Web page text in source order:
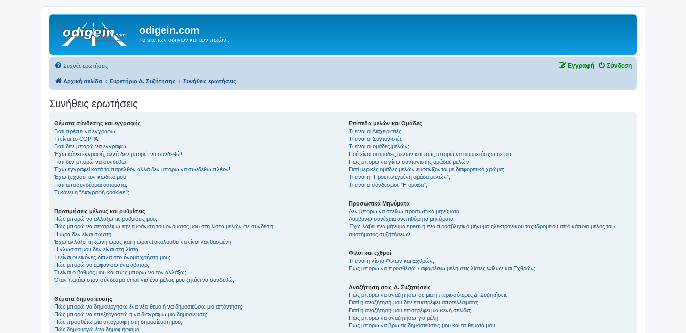
odigein.com
Το site των οδηγών και των πεζών...
Συχνές ερωτήσεις Σύνδεση
Εγγραφή
Αρχική σελίδα Ευρετήριο Δ. Συζήτησης Συνήθεις ερωτήσεις
Συνήθεις ερωτήσεις
Θέματα σύνδεσης και εγγραφής
Γιατί πρέπει να εγγραφώ;
Τι είναι το COPPA;
Γιατί δεν μπορώ να εγγραφώ;
Έχω κάνει εγγραφή, αλλά δεν μπορώ να συνδεθώ!
Γιατί δεν μπορώ να συνδεθώ;
Έχω εγγραφεί κατά το παρελθόν αλλά δεν μπορώ να συνδεθώ πλέον!
Έχω ξεχάσει τον κωδικό μου!
Γιατί αποσυνδέομαι αυτόματα;
Τι κάνει η “Διαγραφή cookies”;
Προτιμήσεις μέλους και ρυθμίσεις
Πώς μπορώ να αλλάξω τις ρυθμίσεις μου;
Πώς μπορώ να αποτρέψω την εμφάνιση του ονόματος μου στη λίστα μελών σε σύνδεση;
Η ώρα δεν είναι σωστή!
Έχω αλλάξει τη ζώνη ώρας και η ώρα εξακολουθεί να είναι λανθασμένη!
Η γλώσσα μου δεν είναι στη λίστα!
Τι είναι οι εικόνες δίπλα στο όνομα χρήστη μου;
Πώς μπορώ να εμφανίσω ένα άβαταρ;
Τι είναι ο βαθμός μου και πώς μπορώ να τον αλλάξω;
Όταν πατάω στον σύνδεσμο email για ένα μέλος μου ζητάει να συνδεθώ;
Θέματα δημοσίευσης
Πώς μπορώ να δημιουργήσω ένα νέο θέμα ή να δημοσιεύσω μια απάντηση;
Πώς μπορώ να επεξεργαστώ ή να διαγράψω μια δημοσίευση;
Πώς προσθέτω μια υπογραφή στη δημοσίευση μου;
Πώς δημιουργώ ένα δημοψήφισμα;
Επίπεδα μελών και Ομάδες
Τι είναι οι Διαχειριστές;
Τι είναι οι Συντονιστές;
Τι είναι οι ομάδες μελών;
Πού είναι οι ομάδες μελών και πώς μπορώ να συμμετάσχω σε μια;
Πώς μπορώ να γίνω συντονιστής ομάδας μελών;
Γιατί μερικές ομάδες μελών εμφανίζονται με διαφορετικό χρώμα;
Τι είναι η “Προεπιλεγμένη ομάδα μελών”;
Τι είναι ο σύνδεσμος "Η ομάδα”;
Προσωπικά Μηνύματα
Δεν μπορώ να στείλω προσωπικά μηνύματα!
Λαμβάνω συνέχεια ανεπιθύμητα μηνύματα!
Έχω λάβει ένα μήνυμα spam ή ένα προσβλητικό μήνυμα ηλεκτρονικού ταχυδρομείου από κάποιο μέλος του
συστήματος συζητήσεων!
Φίλοι και εχθροί
Τι είναι η λίστα Φίλων και Εχθρών;
Πώς μπορώ να προσθέσω / αφαιρέσω μέλη στις λίστες Φίλων και Εχθρών;
Αναζήτηση στις Δ. Συζητήσεις
Πώς μπορώ να αναζητήσω σε μια ή περισσότερες Δ. Συζητήσεις;
Γιατί η αναζήτησή μου δεν επιστρέφει αποτελέσματα;
Γιατί η αναζήτηση μου επιστρέφει μια κενή σελίδα;
Πώς μπορώ να αναζητήσω για μέλη;
Πώς μπορώ να βρω τις δημοσιεύσεις μου και τα θέματά μου;